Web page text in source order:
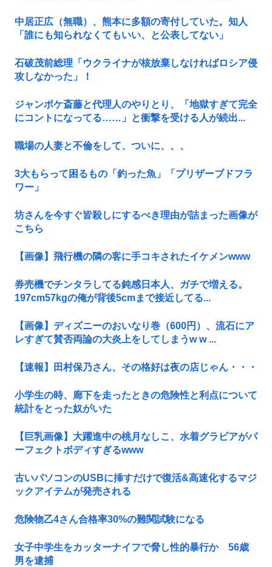
中居正広（無職）、熊本に多額の寄付していた。知人
「誰にも知られなくてもいい、と公表してない」
石破茂前総理「ウクライナが核放棄しなければロシア侵
攻しなかった」！
ジャンポケ斎藤と代理人のやりとり、「地獄すぎて完全
にコントになってる……」と衝撃を受ける人が続出...
職場の人妻と不倫をして、ついに、、、
3大もらって困るもの「釣った魚」「プリザーブドフラ
ワー」
坊さんを今すぐ皆殺しにするべき理由が詰まった画像が
こちら
【画像】飛行機の隣の客に手コキされたイケメンwww
券売機でチンタラしてる鈍感日本人、ガチで増える。
197cm57kgの俺が背後5cmまで接近してる...
【画像】ディズニーのおいなり巻（600円）、流石にア
レすぎて賛否両論の大炎上をしてしまうw w ...
【速報】田村保乃さん、その格好は夜の店じゃん・・・
小学生の時、廊下を走ったときの危険性と利点について
統計をとった奴がいた
【巨乳画像】大躍進中の桃月なしこ、水着グラビアがパ
ーフェクトボディすぎるwww
古いパソコンのUSBに挿すだけで復活&高速化するマジ
ックアイテムが発売される
危険物乙4さん合格率30%の難関試験になる
女子中学生をカッターナイフで脅し性的暴行か 56歳
男を逮捕